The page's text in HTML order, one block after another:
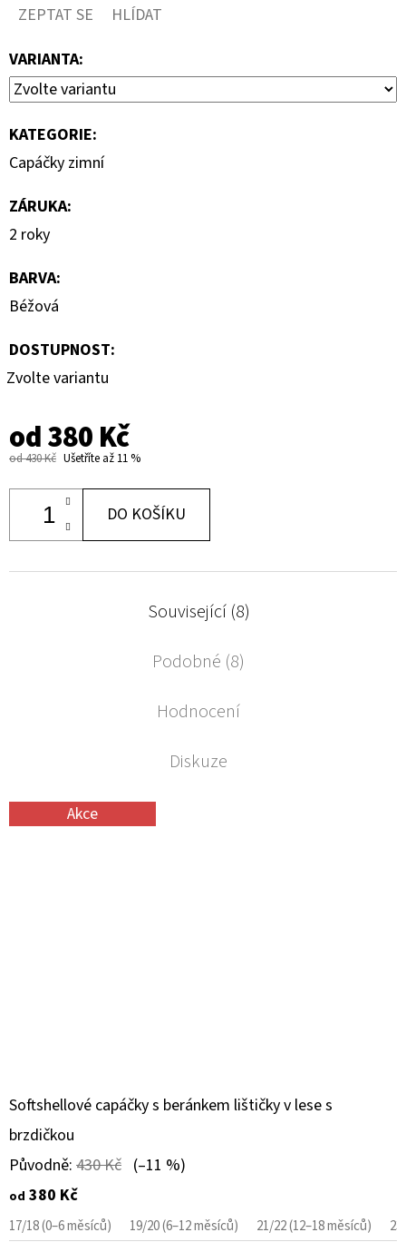
ZEPTAT SE
HLÍDAT
VARIANTA:
KATEGORIE:
Capáčky zimní
ZÁRUKA:
2 roky
BARVA:
Béžová
DOSTUPNOST:
Zvolte variantu
od380 Kč
od 430 Kč Ušetříte až 11 %
DO KOŠÍKU
Související (8)
Podobné (8)
Hodnocení
Diskuze
Akce
Softshellové capáčky s beránkem lištičky v lese s
brzdičkou
Původně: 430 Kč (–11 %)
od 380 Kč
17/18 (0–6 měsíců) 19/20 (6–12 měsíců) 21/22 (12–18 měsíců)